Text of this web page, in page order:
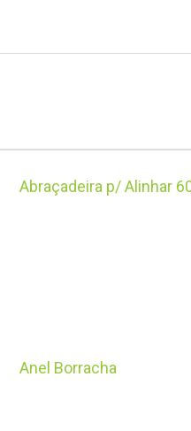
Abraçadeira p/ Alinhar
Anel Borracha